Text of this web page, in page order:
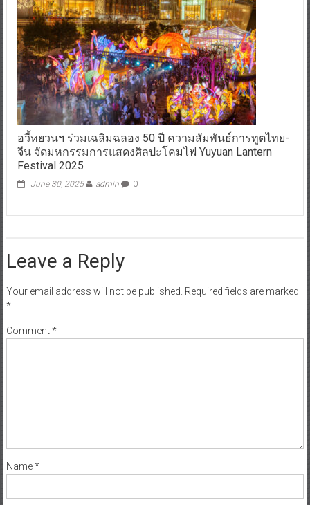
อวี้หยวนฯ ร่วมเฉลิมฉลอง 50 ปี ความสัมพันธ์การทูตไทย-
จีน จัดมหกรรมการแสดงศิลปะโคมไฟ Yuyuan Lantern
Festival 2025
June 30, 2025 admin 0
Leave a Reply
Your email address will not be published. Required fields are marked
*
Comment*
Name*